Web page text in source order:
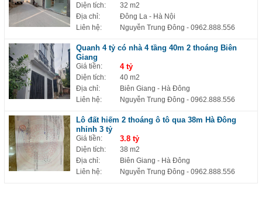
Diện tích:
32 m2
Địa chỉ:
Đông La - Hà Nội
Liên hệ:
Nguyễn Trung Đông - 0962.888.556
Quanh 4 tỷ có nhà 4 tầng 40m 2 thoáng Biên
Giang
Giá tiền: 4 tỷ
Diện tích:
40 m2
Địa chỉ:
Biên Giang - Hà Đông
Liên hệ:
Nguyễn Trung Đông - 0962.888.556
Lô đất hiếm 2 thoáng ô tô qua 38m Hà Đông
nhỉnh 3 tỷ
Giá tiền: 3.8 tỷ
Diện tích:
38 m2
Địa chỉ:
Biên Giang - Hà Đông
Liên hệ:
Nguyễn Trung Đông - 0962.888.556